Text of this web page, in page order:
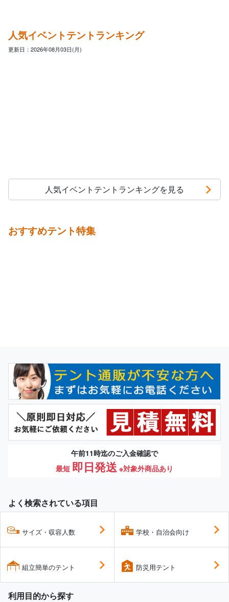
人気イベントテントランキング
更新日：2026年08月03日(月)
人気イベントテントランキングを見る
おすすめテント特集
午前11時迄のご入金確認で
最短 即日発送 ※対象外商品あり
よく検索されている項目
サイズ・収容人数
組立簡単のテント
学校・自治会向け
防災用テント
利用目的から探す